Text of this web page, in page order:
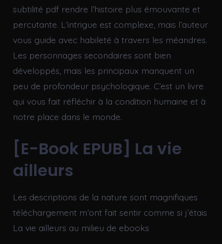
subtilité pdf rendre l’histoire plus émouvante et
percutante. L’intrigue est complexe, mais l’auteur
vous guide avec habileté à travers les méandres.
Les personnages secondaires sont bien
développés, mais les principaux manquent un
peu de profondeur psychologique. C’est un livre
qui vous fait réfléchir à la condition humaine et à
notre place dans le monde.
[E-Book EPUB] La vie
ailleurs
Les descriptions de la nature sont magnifiques
téléchargement m’ont fait sentir comme si j’étais
La vie ailleurs au milieu de ebooks